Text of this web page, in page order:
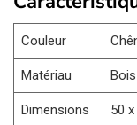
Couleur
Matériau
Dimensions 50